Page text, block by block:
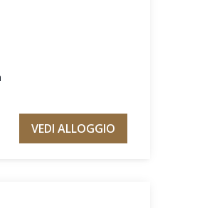
VEDI ALLOGGIO